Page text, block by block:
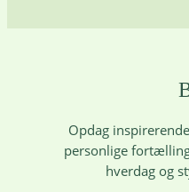
Opdag
personlige
hverdag og